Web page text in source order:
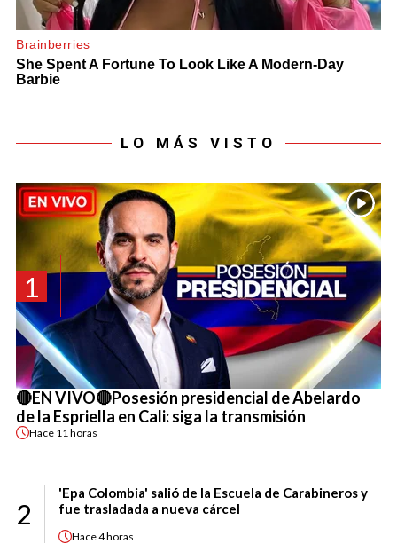
LO MÁS VISTO
1
🔴EN VIVO🔴Posesión presidencial de Abelardo
de la Espriella en Cali: siga la transmisión
Hace 11 horas
2
'Epa Colombia' salió de la Escuela de Carabineros y
fue trasladada a nueva cárcel
Hace4 horas